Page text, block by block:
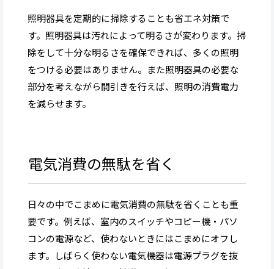
照明器具を定期的に掃除することも省エネ対策で
す。照明器具は汚れによって明るさが変わります。掃
除をして十分な明るさを確保できれば、多くの照明
をつける必要はありません。また照明器具の必要な
部分を考えながら間引きを行えば、照明の消費電力
を減らせます。
電気消費の無駄を省く
日々の中でこまめに電気消費の無駄を省くことも重
要です。例えば、室内のスイッチやコピー機・パソ
コンの電源など、使わないときにはこまめにオフし
ます。しばらく使わない電気機器は電源プラグを抜